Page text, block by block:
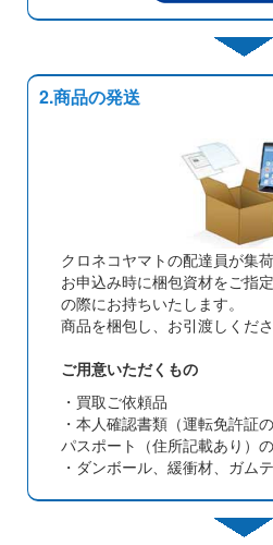
2.商品の発送
クロネコヤマトの配達員が集
お申込み時に梱包資材をご指
の際にお持ちいたします。
商品を梱包し、お引渡しくださ
ご用意いただくもの
・買取ご依頼品
・本人確認書類（運転免許証
パスポート（住所記載あり）
・ダンボール、緩衝材、ガム